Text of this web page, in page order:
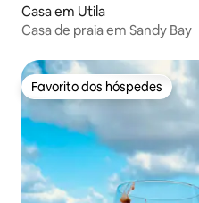
Casa em Utila
Casa de praia em Sandy Bay
Favorito dos hóspedes
Favorito dos hóspedes